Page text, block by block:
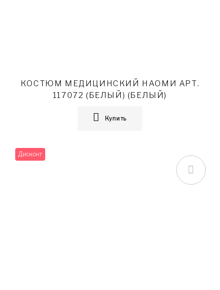
КОСТЮМ МЕДИЦИНСКИЙ НАОМИ АРТ.
117072 (БЕЛЫЙ) (БЕЛЫЙ)
Купить
Дисконт